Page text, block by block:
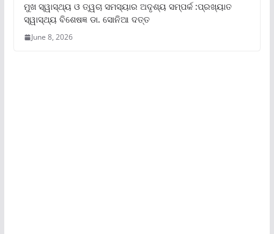
ମୁଖ ସ୍ୱାସ୍ଥ୍ୟ ଓ ତ୍ୱଚା ସମସ୍ୟାର ଅଦୃଶ୍ୟ ସମ୍ପର୍କ :ପ୍ରଖ୍ୟାତ
ସ୍ୱାସ୍ଥ୍ୟ ବିଶେଷଜ୍ଞ ଡା. ସୋନିଆ ଦତ୍ତ
June 8, 2026